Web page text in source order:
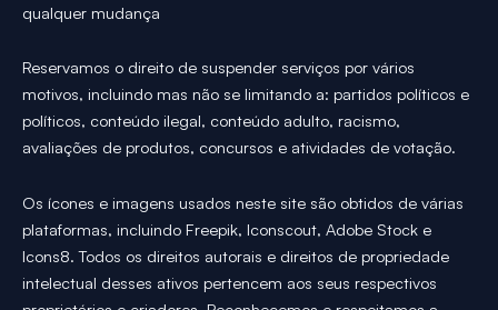
qualquer mudança
Reservamos o direito de suspender serviços por vários
motivos, incluindo mas não se limitando a: partidos políticos e
políticos, conteúdo ilegal, conteúdo adulto, racismo,
avaliações de produtos, concursos e atividades de votação.
Os ícones e imagens usados neste site são obtidos de várias
plataformas, incluindo Freepik, Iconscout, Adobe Stock e
Icons8. Todos os direitos autorais e direitos de propriedade
intelectual desses ativos pertencem aos seus respectivos